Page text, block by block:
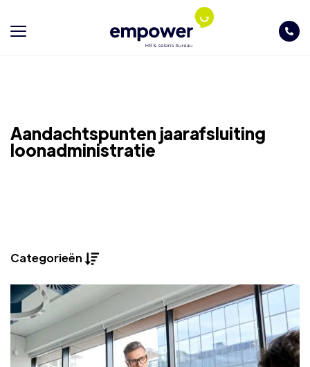
Aandachtspunten jaarafsluiting
loonadministratie
Categorieën